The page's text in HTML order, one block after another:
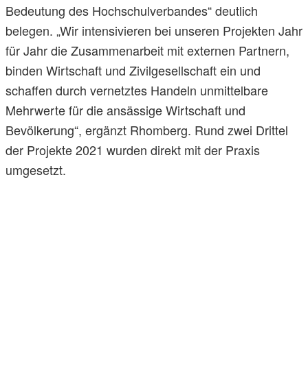
Bedeutung des Hochschulverbandes“ deutlich
belegen. „Wir intensivieren bei unseren Projekten Jahr
für Jahr die Zusammenarbeit mit externen Partnern,
binden Wirtschaft und Zivilgesellschaft ein und
schaffen durch vernetztes Handeln unmittelbare
Mehrwerte für die ansässige Wirtschaft und
Bevölkerung“, ergänzt Rhomberg. Rund zwei Drittel
der Projekte 2021 wurden direkt mit der Praxis
umgesetzt.